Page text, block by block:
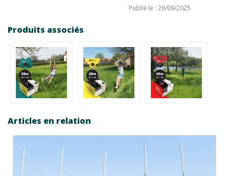
Publié le : 26/09/2025
Produits associés
Articles en relation